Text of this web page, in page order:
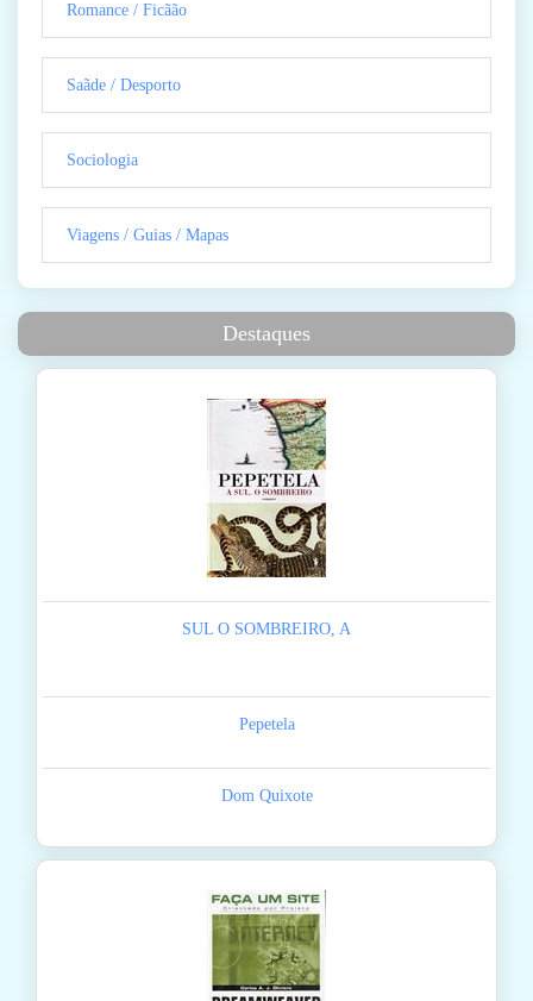
Romance / Ficãão
Saãde / Desporto
Sociologia
Viagens / Guias / Mapas
Destaques
SUL O SOMBREIRO, A
Pepetela
Dom Quixote